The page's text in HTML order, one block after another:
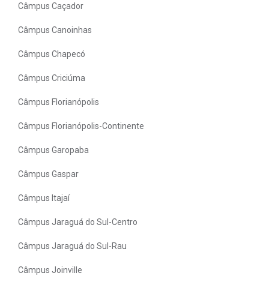
Câmpus Caçador
Câmpus Canoinhas
Câmpus Chapecó
Câmpus Criciúma
Câmpus Florianópolis
Câmpus Florianópolis-Continente
Câmpus Garopaba
Câmpus Gaspar
Câmpus Itajaí
Câmpus Jaraguá do Sul-Centro
Câmpus Jaraguá do Sul-Rau
Câmpus Joinville